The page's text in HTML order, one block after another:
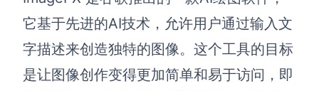
它基于先进的AI技术，允许用户通过输入文
字描述来创造独特的图像。这个工具的目标
是让图像创作变得更加简单和易于访问，即